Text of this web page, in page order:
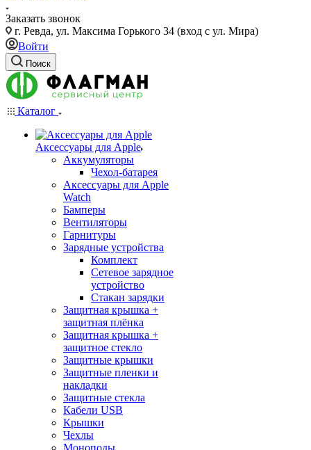
Заказать звонок
г. Ревда, ул. Максима Горького 34 (вход с ул. Мира)
Войти
Поиск
Каталог
Аксессуары для Apple
Аккумуляторы
Чехол-батарея
Аксессуары для Apple
Watch
Бамперы
Вентиляторы
Гарнитуры
Зарядные устройства
Комплект
Сетевое зарядное
устройство
Стакан зарядки
Защитная крышка +
защитная плёнка
Защитная крышка +
защитное стекло
Защитные крышки
Защитные пленки и
накладки
Защитные стекла
Кабели USB
Крышки
Чехлы
Моноподы